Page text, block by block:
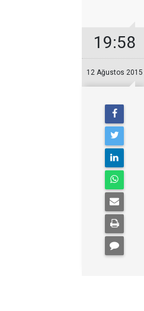
19:58
12 Ağustos 2015